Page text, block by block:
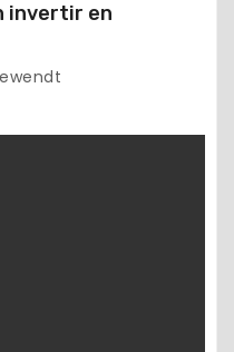
invertir en